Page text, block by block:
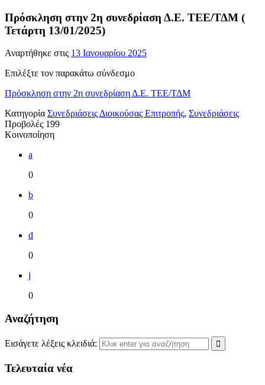
Πρόσκληση στην 2η συνεδρίαση Δ.Ε. ΤΕΕ/ΤΔΜ (
Τετάρτη 13/01/2025)
Αναρτήθηκε στις 13 Ιανουαρίου 2025
Επιλέξτε τον παρακάτω σύνδεσμο
Πρόσκληση στην 2η συνεδρίαση Δ.Ε. ΤΕΕ/ΤΔΜ
Κατηγορία Συνεδριάσεις Διοικούσας Επιτροπής, Συνεδριάσεις
Προβολές 199
Κοινοποίηση
a
0
b
0
d
0
j
0
Αναζήτηση
Εισάγετε λέξεις κλειδιά:
Τελευταία νέα